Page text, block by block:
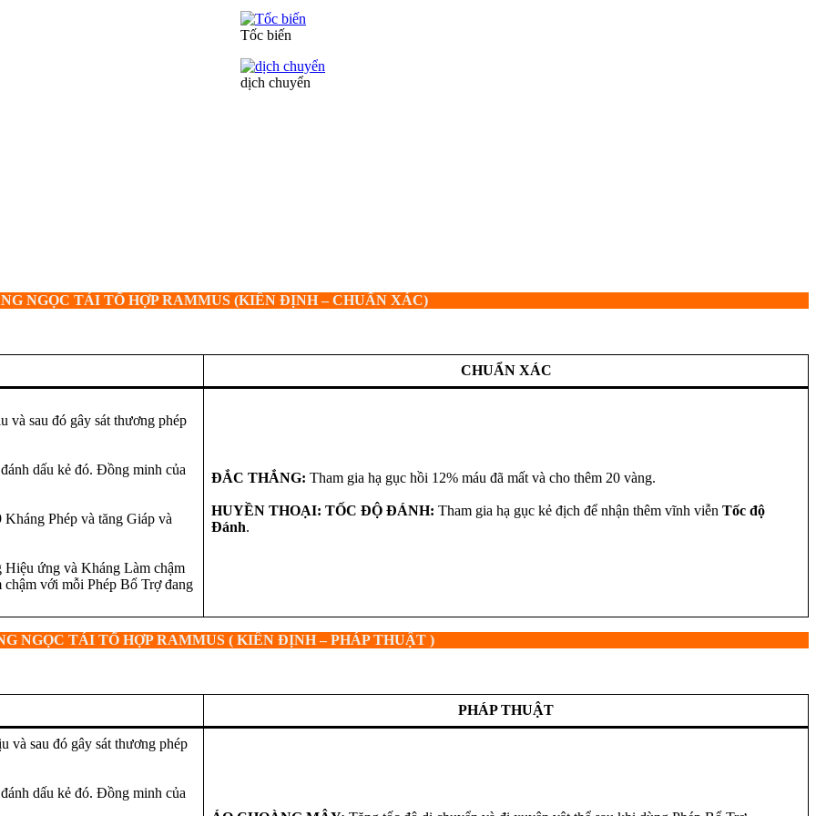
Tốc biến
dịch chuyển
NGỌC TÁI TỔ HỢP RAMMUS (KIÊN ĐỊNH – CHUẨN XÁC)
CHUẨN XÁC
và sau đó gây sát thương phép
dấu kẻ đó. Đồng minh của
Phép và tăng Giáp và
Hiệu ứng và Kháng Làm chậm
với mỗi Phép Bổ Trợ đang
ĐẮC THẮNG: Tham gia hạ gục hồi 12% máu đã mất và cho thêm 20 vàng.
HUYỀN THOẠI: TỐC ĐỘ ĐÁNH: Tham gia hạ gục kẻ địch để nhận thêm vĩnh viễn Tốc độ
Đánh.
NGỌC TÁI TỔ HỢP RAMMUS ( KIÊN ĐỊNH – PHÁP THUẬT )
PHÁP THUẬT
và sau đó gây sát thương phép
dấu kẻ đó. Đồng minh của